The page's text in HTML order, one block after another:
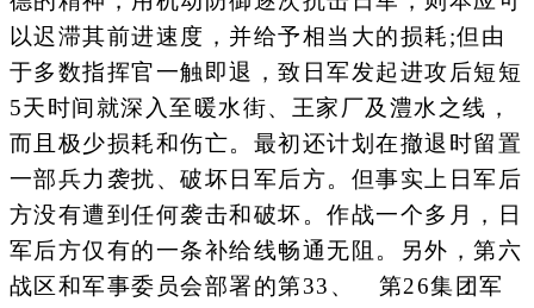
以迟滞其前进速度，并给予相当大的损耗;但由
于多数指挥官一触即退，致日军发起进攻后短短
5天时间就深入至暖水街、王家厂及澧水之线，
而且极少损耗和伤亡。最初还计划在撤退时留置
一部兵力袭扰、破坏日军后方。但事实上日军后
方没有遭到任何袭击和破坏。作战一个多月，日
军后方仅有的一条补给线畅通无阻。另外，第六
战区和军事委员会部署的第33、 第26集团军